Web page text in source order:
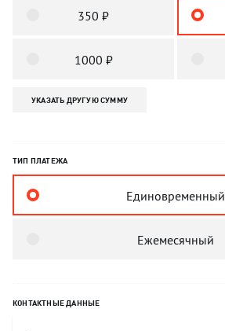
350 ₽
1000 ₽
УКАЗАТЬ ДРУГУЮ СУММУ
ТИП ПЛАТЕЖА
Единовременный
Ежемесячный
КОНТАКТНЫЕ ДАННЫЕ